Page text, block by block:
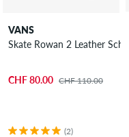
VANS
Skate Rowan 2 Leather
CHF 80.00 CHF 110.00
(2)